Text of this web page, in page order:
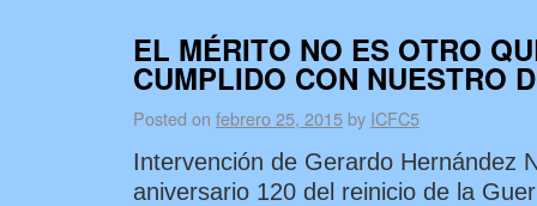
EL MÉRITO NO ES OTRO
CUMPLIDO CON NUESTRO
Posted on febrero 25, 2015by ICFC5
Intervención de Gerardo Hernández
aniversario 120 del reinicio de la